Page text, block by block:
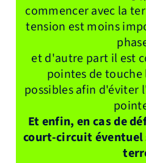
commencer avec la
tension est moins
et d'autre part il est
pointes de touche
possibles afin d'éviter
Et enfin, en cas de
court-circuit éventuel